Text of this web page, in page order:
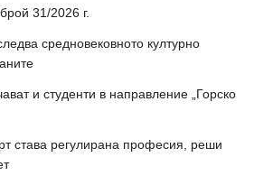
31/2026 г.
средновековното културно
и студенти в направление „Горско
става регулирана професия, реши